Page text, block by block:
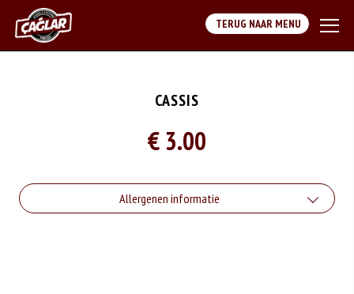
TERUG NAAR MENU
CASSIS
€ 3.00
Allergenen informatie